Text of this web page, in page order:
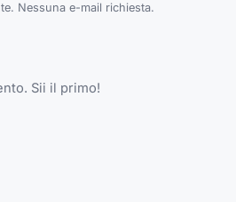
Nessuna e-mail richiesta.
Sii il primo!